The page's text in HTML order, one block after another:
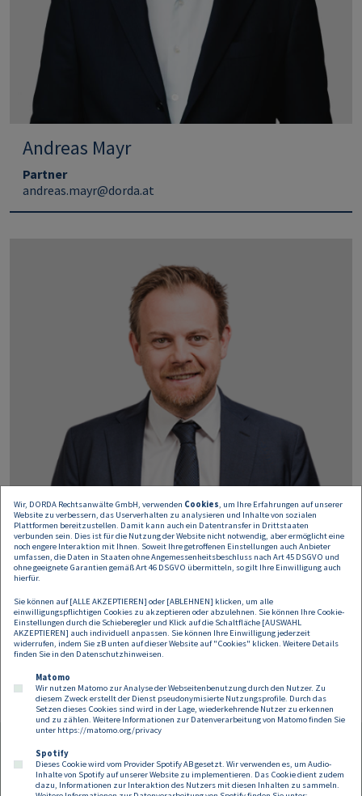
Andreas Mayr
Partner
andreas.mayr@dorda.at
Gunnar Pickl
Partner
gunnar.pickl@dorda.at
Footer
Kontakt Datenschutz Impressum
Wir, DORDA Rechtsanwälte GmbH, verwenden Cookies, um Ihre Erfahrungen auf unserer
Website zu verbessern, das Userverhalten zu analysieren und Inhalte von sozialen
Plattformen bereitzustellen. Damit kann auch ein Datentransfer in Drittstaaten
verbunden sein. Dies ist für die Nutzung der Website nicht notwendig, aber ermöglicht eine
noch engere Interaktion mit Ihnen. Soweit Ihre getroffenen Einstellungen auch Anbieter
umfassen, die Daten in Staaten ohne Angemessenheitsbeschluss nach Art 45 DSGVO und
ohne geeignete Garantien gemäß Art 46 DSGVO übermitteln, so gilt Ihre Einwilligung auch
hierfür.
Sie können auf [ALLE AKZEPTIEREN] oder [ABLEHNEN] klicken, um alle
einwilligungspflichtigen Cookies zu akzeptieren oder abzulehnen. Sie können Ihre Cookie-
Einstellungen durch die Schieberegler und Klick auf die Schaltfläche [AUSWAHL
AKZEPTIEREN] auch individuell anpassen. Sie können Ihre Einwilligung jederzeit
widerrufen, indem Sie zB unten auf dieser Website auf "Cookies" klicken. Weitere Details
finden Sie in den Datenschutzhinweisen.
Matomo
Wir nutzen Matomo zur Analyse der Webseitenbenutzung durch den Nutzer. Zu
diesem Zweck erstellt der Dienst pseudonymisierte Nutzungsprofile. Durch das
Setzen dieses Cookies sind wird in der Lage, wiederkehrende Nutzer zu erkennen
und zu zählen. Weitere Informationen zur Datenverarbeitung von Matomo finden Sie
unter https://matomo.org/privacy
Spotify
Dieses Cookie wird vom Provider Spotify AB gesetzt. Wir verwenden es, um Audio-
Inhalte von Spotify auf unserer Website zu implementieren. Das Cookie dient zudem
dazu, Informationen zur Interaktion des Nutzers mit diesen Inhalten zu sammeln.